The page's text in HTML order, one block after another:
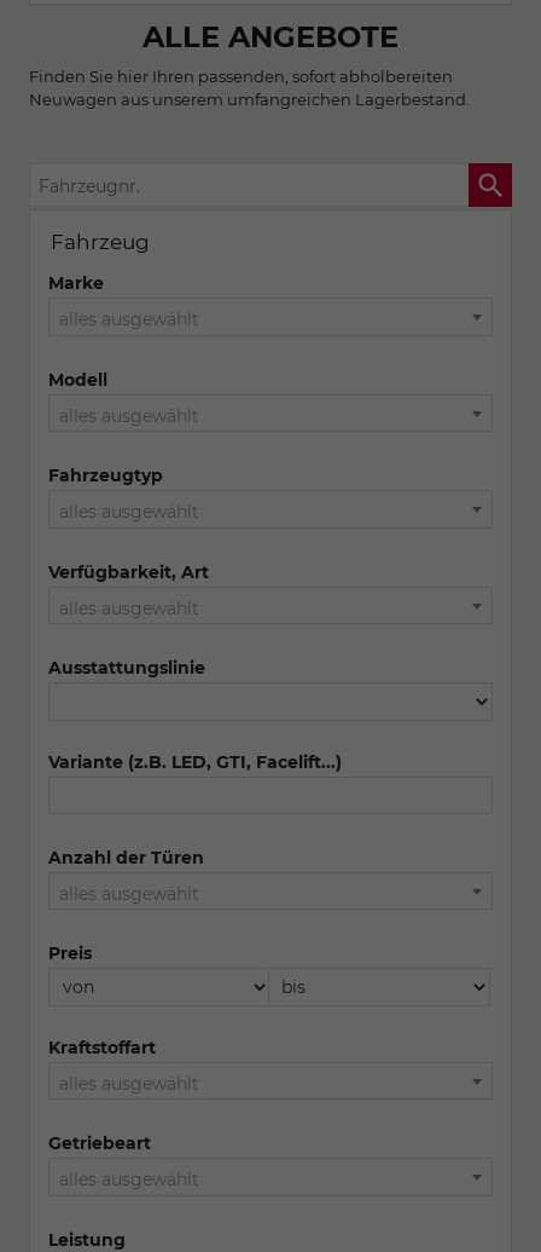
ALLE ANGEBOTE
Finden Sie hier Ihren passenden, sofort abholbereiten
Neuwagen aus unserem umfangreichen Lagerbestand.
Fahrzeugnr.
Fahrzeug
Marke
alles ausgewählt
Modell
alles ausgewählt
Fahrzeugtyp
alles ausgewählt
Verfügbarkeit, Art
alles ausgewählt
Ausstattungslinie
Variante (z.B. LED, GTI, Facelift...)
Anzahl der Türen
alles ausgewählt
Preis
Kraftstoffart
alles ausgewählt
Getriebeart
alles ausgewählt
Leistung